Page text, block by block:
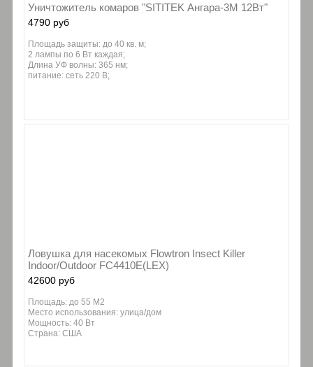
Уничтожитель комаров "SITITEK Ангара-3М 12Вт"
4790 руб
Площадь защиты: до 40 кв. м;
2 лампы по 6 Вт каждая;
Длина УФ волны: 365 нм;
питание: сеть 220 В;
Ловушка для насекомых Flowtron Insect Killer
Indoor/Outdoor FC4410E(LEX)
42600 руб
Площадь: до 55 М2
Место использования: улица/дом
Мощность: 40 Вт
Страна: США